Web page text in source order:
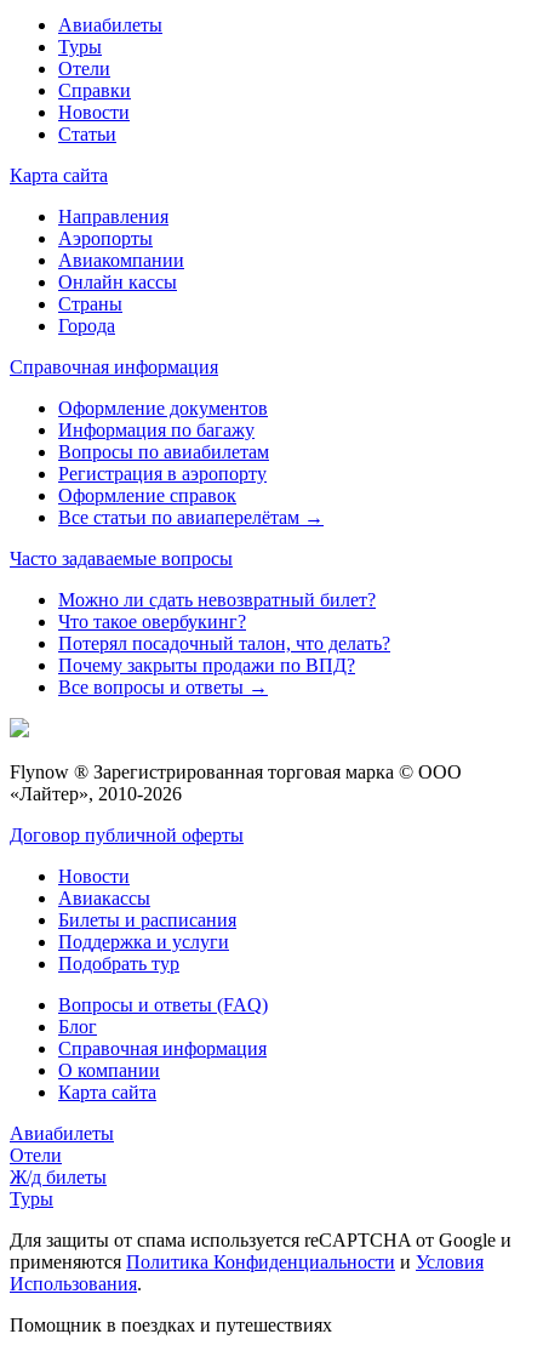
Авиабилеты
Туры
Отели
Справки
Новости
Статьи
Карта сайта
Направления
Аэропорты
Авиакомпании
Онлайн кассы
Страны
Города
Справочная информация
Оформление документов
Информация по багажу
Вопросы по авиабилетам
Регистрация в аэропорту
Оформление справок
Все статьи по авиаперелётам →
Часто задаваемые вопросы
Можно ли сдать невозвратный билет?
Что такое овербукинг?
Потерял посадочный талон, что делать?
Почему закрыты продажи по ВПД?
Все вопросы и ответы →
Flynow ® Зарегистрированная торговая марка © ООО
«Лайтер», 2010-2026
Договор публичной оферты
Новости
Авиакассы
Билеты и расписания
Поддержка и услуги
Подобрать тур
Вопросы и ответы (FAQ)
Блог
Справочная информация
О компании
Карта сайта
Авиабилеты
Отели
Ж/д билеты
Туры
Для защиты от спама используется reCAPTCHA от Google и
применяются Политика Конфиденциальности и Условия
Использования.
Помощник в поездках и путешествиях